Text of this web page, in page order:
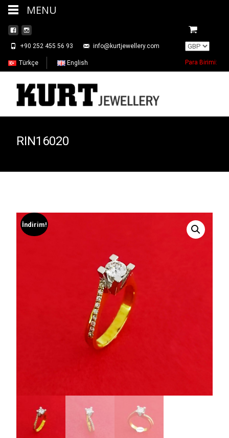
+90 252 455 56 93 info@kurtjewellery.com
Para Birimi:
Türkçe English
RIN16020
İndirim!
MENU